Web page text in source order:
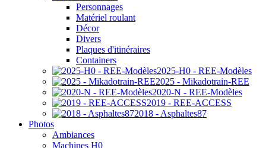
Personnages
Matériel roulant
Décor
Divers
Plaques d'itinéraires
Containers
2025-H0 - REE-Modèles
2025 - Mikadotrain-REE
2020-N - REE-Modèles
2019 - REE-ACCESS
2018 - Asphaltes87
Photos
Ambiances
Machines H0